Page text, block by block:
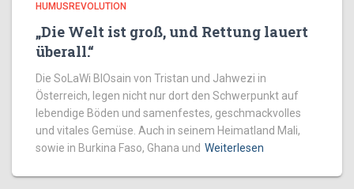
HUMUSREVOLUTION
„Die Welt ist groß, und Rettung lauert
überall.“
Die SoLaWi BIOsain von Tristan und Jahwezi in
Österreich, legen nicht nur dort den Schwerpunkt auf
lebendige Böden und samenfestes, geschmackvolles
und vitales Gemüse. Auch in seinem Heimatland Mali,
sowie in Burkina Faso, Ghana und Weiterlesen